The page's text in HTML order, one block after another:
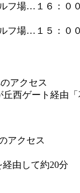
フ場…１６：００
フ場…１５：００
アクセス
西ゲート経由
アクセス
由して約20分